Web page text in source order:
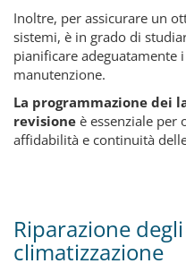
Inoltre, per assicurare un
sistemi, è in grado di
pianificare adeguatamente i
manutenzione.
La programmazione dei
revisione è essenziale
affidabilità e continuità
Riparazione
climatizzazione